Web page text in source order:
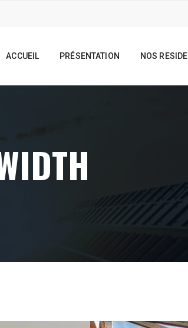
ACCUEIL PRÉSENTATION NOS